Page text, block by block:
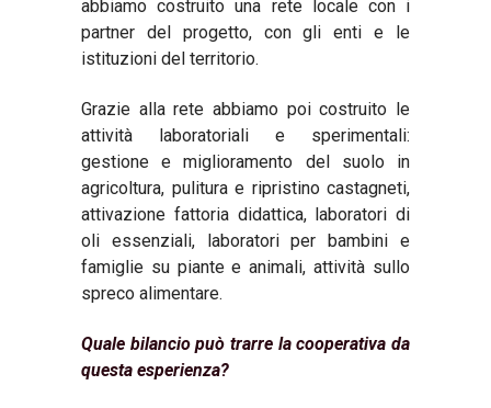
abbiamo costruito una rete locale con i
partner del progetto, con gli enti e le
istituzioni del territorio.
Grazie alla rete abbiamo poi costruito le
attività laboratoriali e sperimentali:
gestione e miglioramento del suolo in
agricoltura, pulitura e ripristino castagneti,
attivazione fattoria didattica, laboratori di
oli essenziali, laboratori per bambini e
famiglie su piante e animali, attività sullo
spreco alimentare.
Quale bilancio può trarre la cooperativa da
questa esperienza?